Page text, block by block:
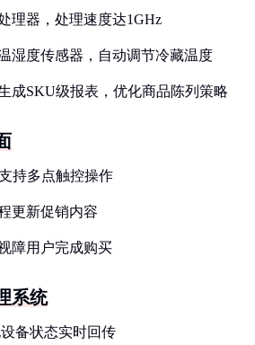
理器，处理速度达1GHz
湿度传感器，自动调节冷藏温度
成SKU级报表，优化商品陈列策略
持多点触控操作
更新促销内容
障用户完成购买
系统
备状态实时回传